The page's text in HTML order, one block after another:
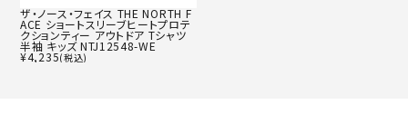
ザ・ノース・フェイス THE NORTH F
ACE ショートスリーブヒートプロテ
クションティー アウトドア Tシャツ
半袖 キッズ NTJ12548-WE
¥4,235(税込)